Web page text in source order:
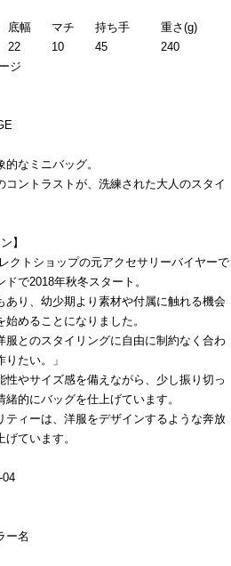
底幅 マチ 持ち手
重さ(g)
22 10 45
240
ジ
なミニバッグ。
ントラストが、洗練された大人のスタイ
】
クトショップの元アクセサリーバイヤーで
で2018年秋冬スタート。
あり、幼少期より素材や付属に触れる機会
めることになりました。
服とのスタイリングに自由に制約なく合わ
たい。」
やサイズ感を備えながら、少し振り切っ
的にバッグを仕上げています。
ティーは、洋服をデザインするような奔放
ています。
04
ー名